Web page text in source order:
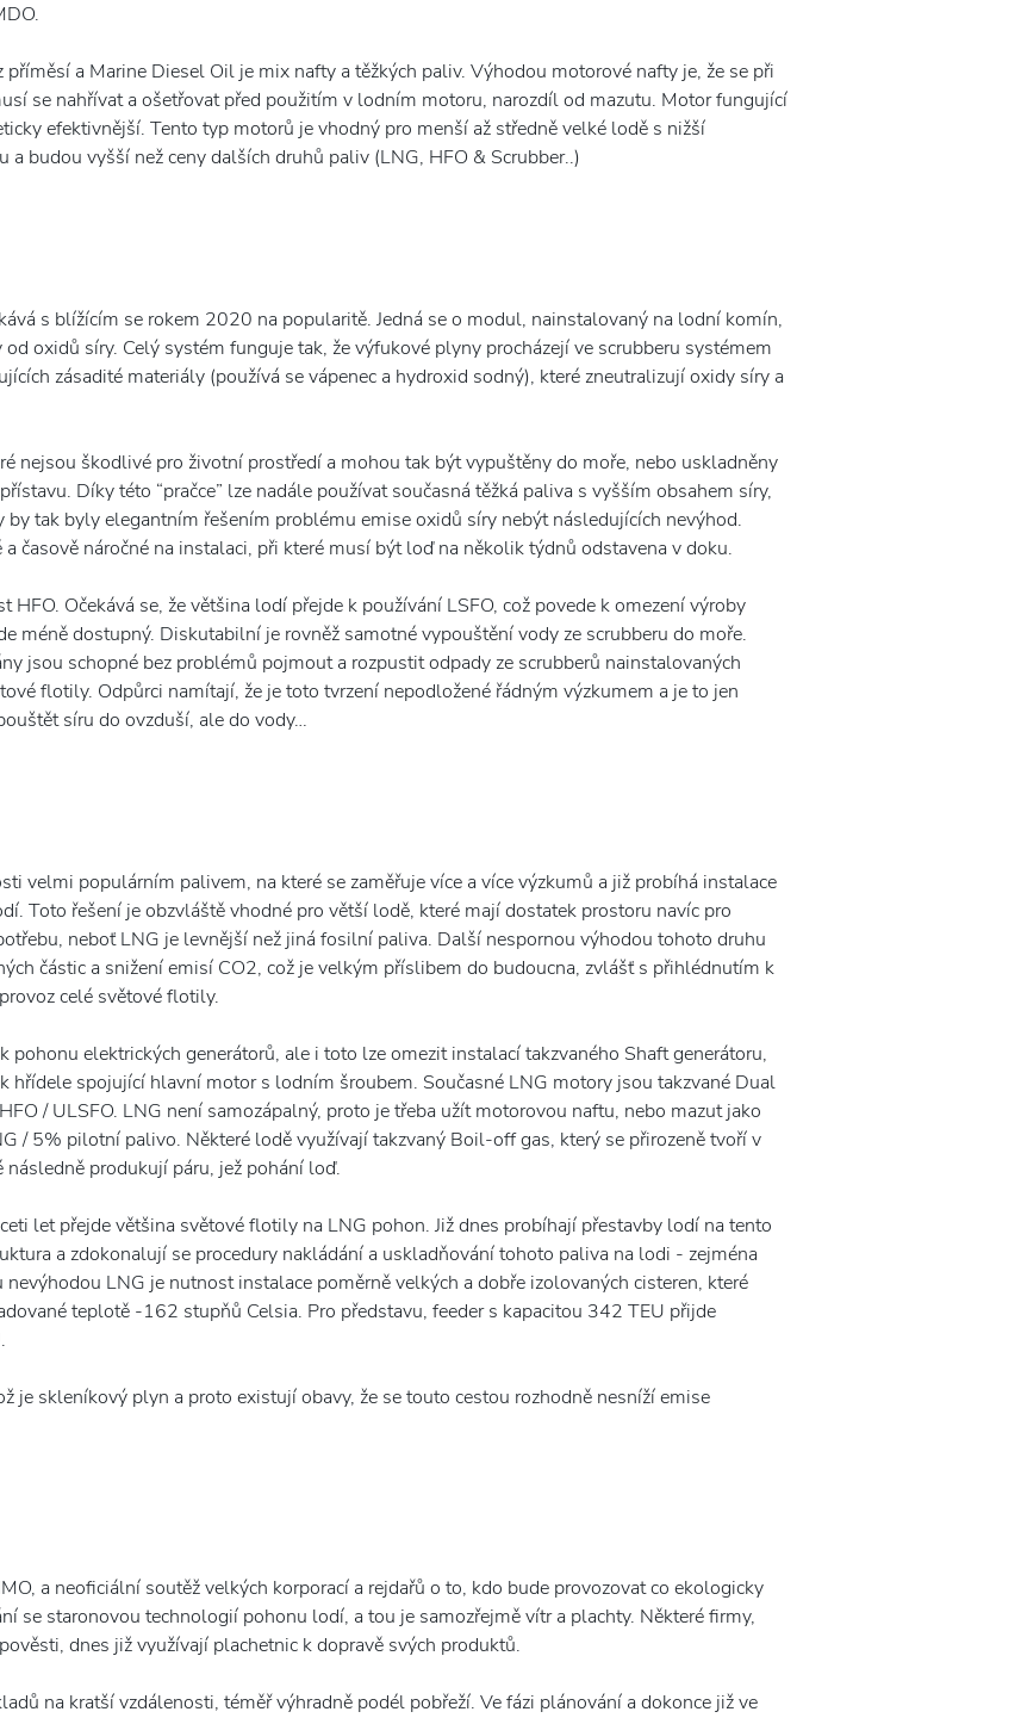
a Marine Diesel Oil je mix nafty a těžkých paliv. Výhodou motorové nafty je, že se při
se nahřívat a ošetřovat před použitím v lodním motoru, narozdíl od mazutu. Motor fungující
efektivnější. Tento typ motorů je vhodný pro menší až středně velké lodě s nižší
budou vyšší než ceny dalších druhů paliv (LNG, HFO & Scrubber..)
s blížícím se rokem 2020 na popularitě. Jedná se o modul, nainstalovaný na lodní komín,
oxidů síry. Celý systém funguje tak, že výfukové plyny procházejí ve scrubberu systémem
zásadité materiály (používá se vápenec a hydroxid sodný), které zneutralizují oxidy síry a
nejsou škodlivé pro životní prostředí a mohou tak být vypuštěny do moře, nebo uskladněny
Díky této “pračce” lze nadále používat současná těžká paliva s vyšším obsahem síry,
by tak byly elegantním řešením problému emise oxidů síry nebýt následujících nevýhod.
časově náročné na instalaci, při které musí být loď na několik týdnů odstavena v doku.
Očekává se, že většina lodí přejde k používání LSFO, což povede k omezení výroby
méně dostupný. Diskutabilní je rovněž samotné vypouštění vody ze scrubberu do moře.
jsou schopné bez problémů pojmout a rozpustit odpady ze scrubberů nainstalovaných
flotily. Odpůrci namítají, že je toto tvrzení nepodložené řádným výzkumem a je to jen
síru do ovzduší, ale do vody…
velmi populárním palivem, na které se zaměřuje více a více výzkumů a již probíhá instalace
Toto řešení je obzvláště vhodné pro větší lodě, které mají dostatek prostoru navíc pro
neboť LNG je levnější než jiná fosilní paliva. Další nespornou výhodou tohoto druhu
částic a snižení emisí CO2, což je velkým příslibem do budoucna, zvlášť s přihlédnutím k
celé světové flotily.
pohonu elektrických generátorů, ale i toto lze omezit instalací takzvaného Shaft generátoru,
hřídele spojující hlavní motor s lodním šroubem. Současné LNG motory jsou takzvané Dual
/ ULSFO. LNG není samozápalný, proto je třeba užít motorovou naftu, nebo mazut jako
/ 5% pilotní palivo. Některé lodě využívají takzvaný Boil-off gas, který se přirozeně tvoří v
produkují páru, jež pohání loď.
let přejde většina světové flotily na LNG pohon. Již dnes probíhají přestavby lodí na tento
a zdokonalují se procedury nakládání a uskladňování tohoto paliva na lodi - zejména
LNG je nutnost instalace poměrně velkých a dobře izolovaných cisteren, které
teplotě -162 stupňů Celsia. Pro představu, feeder s kapacitou 342 TEU přijde
je skleníkový plyn a proto existují obavy, že se touto cestou rozhodně nesníží emise
a neoficiální soutěž velkých korporací a rejdařů o to, kdo bude provozovat co ekologicky
se staronovou technologií pohonu lodí, a tou je samozřejmě vítr a plachty. Některé firmy,
dnes již využívají plachetnic k dopravě svých produktů.
na kratší vzdálenosti, téměř výhradně podél pobřeží. Ve fázi plánování a dokonce již ve